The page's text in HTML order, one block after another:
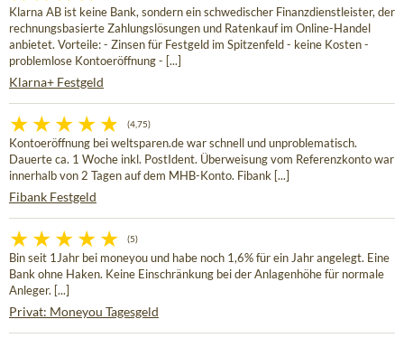
Klarna AB ist keine Bank, sondern ein schwedischer Finanzdienstleister, der
rechnungsbasierte Zahlungslösungen und Ratenkauf im Online-Handel
anbietet. Vorteile: - Zinsen für Festgeld im Spitzenfeld - keine Kosten -
problemlose Kontoeröffnung - [...]
Klarna+ Festgeld
(4,75)
Kontoeröffnung bei weltsparen.de war schnell und unproblematisch.
Dauerte ca. 1 Woche inkl. PostIdent. Überweisung vom Referenzkonto war
innerhalb von 2 Tagen auf dem MHB-Konto. Fibank [...]
Fibank Festgeld
(5)
Bin seit 1Jahr bei moneyou und habe noch 1,6% für ein Jahr angelegt. Eine
Bank ohne Haken. Keine Einschränkung bei der Anlagenhöhe für normale
Anleger. [...]
Privat: Moneyou Tagesgeld